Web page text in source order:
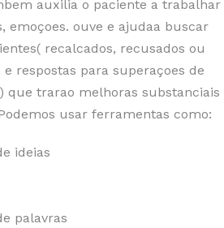
auxilia o paciente a trabalhar
emoçoes. ouve e ajudaa buscar
recalcados, recusados ou
e respostas para superaçoes de
que trarao melhoras substanciais
usar ferramentas como:
ideias
palavras